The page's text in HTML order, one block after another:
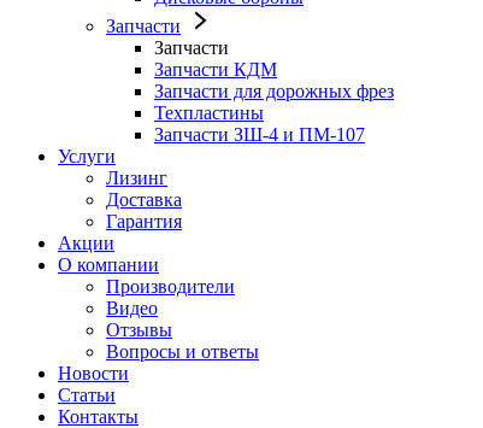
Запчасти
Запчасти
Запчасти КДМ
Запчасти для дорожных фрез
Техпластины
Запчасти ЗШ-4 и ПМ-107
Услуги
Лизинг
Доставка
Гарантия
Акции
О компании
Производители
Видео
Отзывы
Вопросы и ответы
Новости
Статьи
Контакты